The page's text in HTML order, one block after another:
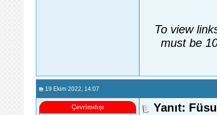
To view
must be
19 Ekim 2022 , 14:07
Çevrimdışı Yanıt: